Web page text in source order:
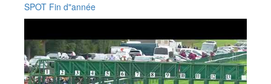
SPOT Fin d"année